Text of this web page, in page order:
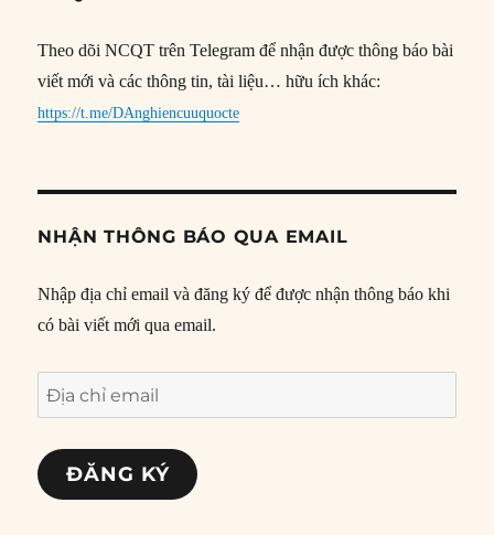
Theo dõi NCQT trên Telegram để nhận được thông báo bài
viết mới và các thông tin, tài liệu… hữu ích khác:
https://t.me/DAnghiencuuquocte
NHẬN THÔNG BÁO QUA EMAIL
Nhập địa chỉ email và đăng ký để được nhận thông báo khi
có bài viết mới qua email.
Địa
chỉ
email
ĐĂNG KÝ